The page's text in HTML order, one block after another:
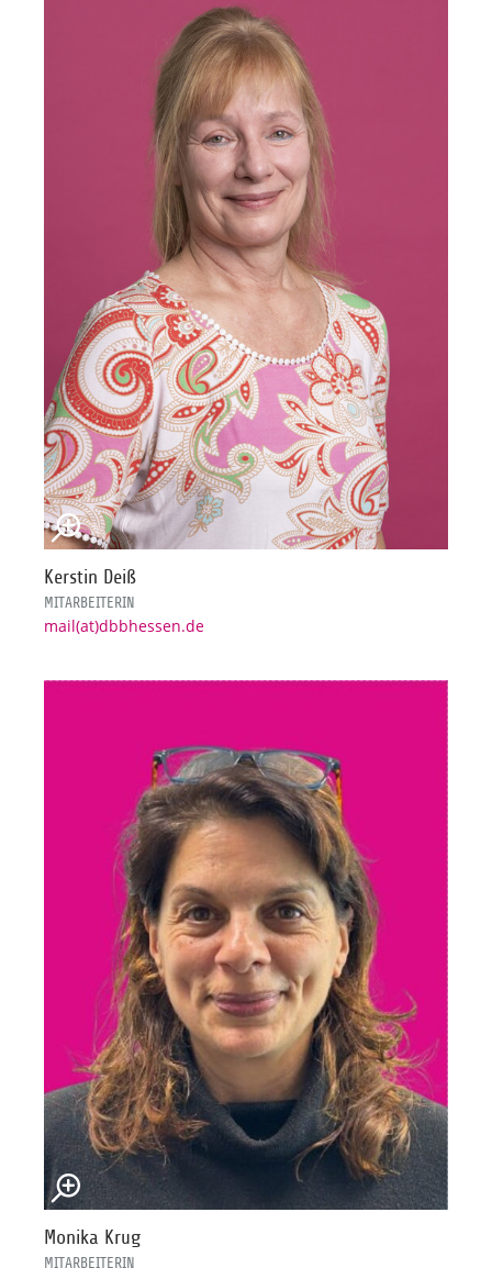
Kerstin Deiß
MITARBEITERIN
mail(at)dbbhessen.de
Monika Krug
MITARBEITERIN